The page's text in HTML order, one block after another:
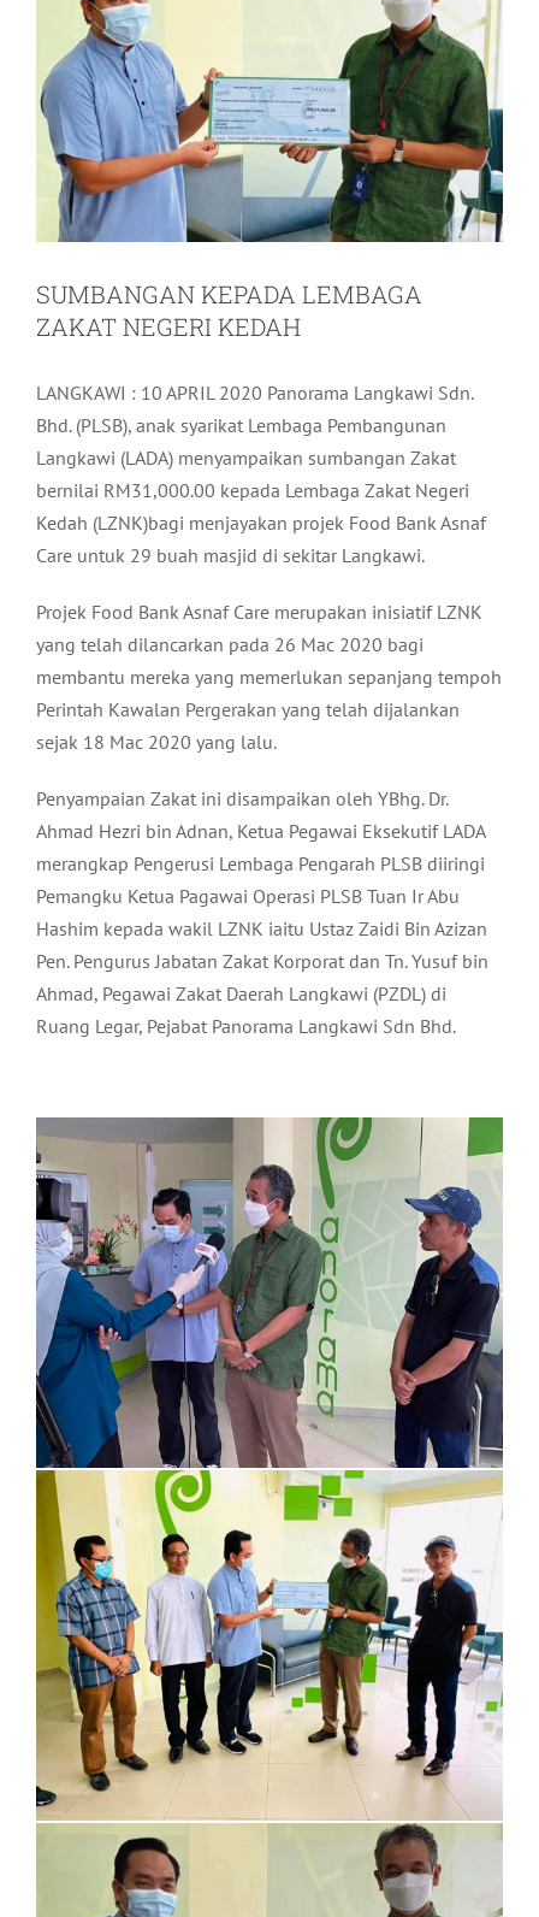
SUMBANGAN KEPADA LEMBAGA
ZAKAT NEGERI KEDAH
LANGKAWI : 10 APRIL 2020 Panorama Langkawi Sdn.
Bhd. (PLSB), anak syarikat Lembaga Pembangunan
Langkawi (LADA) menyampaikan sumbangan Zakat
bernilai RM31,000.00 kepada Lembaga Zakat Negeri
Kedah (LZNK)bagi menjayakan projek Food Bank Asnaf
Care untuk 29 buah masjid di sekitar Langkawi.
Projek Food Bank Asnaf Care merupakan inisiatif LZNK
yang telah dilancarkan pada 26 Mac 2020 bagi
membantu mereka yang memerlukan sepanjang tempoh
Perintah Kawalan Pergerakan yang telah dijalankan
sejak 18 Mac 2020 yang lalu.
Penyampaian Zakat ini disampaikan oleh YBhg. Dr.
Ahmad Hezri bin Adnan, Ketua Pegawai Eksekutif LADA
merangkap Pengerusi Lembaga Pengarah PLSB diiringi
Pemangku Ketua Pagawai Operasi PLSB Tuan Ir Abu
Hashim kepada wakil LZNK iaitu Ustaz Zaidi Bin Azizan
Pen. Pengurus Jabatan Zakat Korporat dan Tn. Yusuf bin
Ahmad, Pegawai Zakat Daerah Langkawi (PZDL) di
Ruang Legar, Pejabat Panorama Langkawi Sdn Bhd.